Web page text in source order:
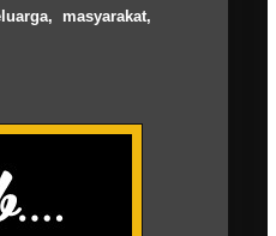
, masyarakat,